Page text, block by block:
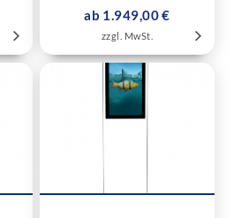
ab 1.949,00 €
zzgl. MwSt.